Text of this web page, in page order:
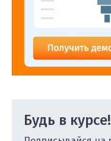
Будь в курсе!